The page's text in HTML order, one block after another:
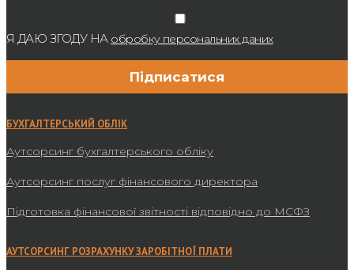
Я ДАЮ ЗГОДУ НА обробку персональних даних
БУХГАЛТЕРСЬКИЙ ОБЛІК
Аутсорсинг бухгалтерського обліку
Аутсорсинг послуг фінансового директора
Підготовка фінансової звітності відповідно до МСФЗ
АУТСОРСИНГ РОЗРАХУНКУ ЗАРОБІТНОЇ ПЛАТИ